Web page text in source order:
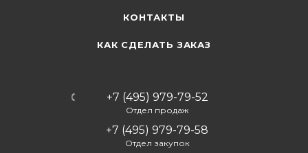
КОНТАКТЫ
КАК СДЕЛАТЬ ЗАКАЗ
+7 (495) 979-79-52
Отдел продаж
+7 (495) 979-79-58
Отдел закупок